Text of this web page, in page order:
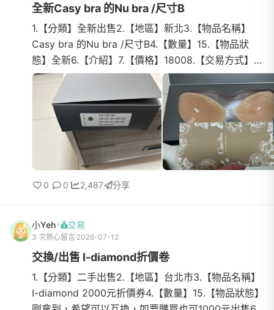
全新Casy bra 的Nu bra /尺寸B
1.【分類】全新出售2.【地區】新北3.【物品名稱】
Casy bra 的Nu bra /尺寸B4.【數量】15.【物品狀
態】全新6.【介紹】7.【價格】18008.【交易方式】
（面交/超商店到店）9.【聯絡方式】（LineID
ahan885)10.【運費】運...
0 0 2,487 分享
小Yeh 交易
3 次熱心留言 2026-07-12
交換/出售 I-diamond折價卷
1.【分類】二手出售2.【地區】台北市3.【物品名稱】
I-diamond 2000元折價券4.【數量】15.【物品狀態】